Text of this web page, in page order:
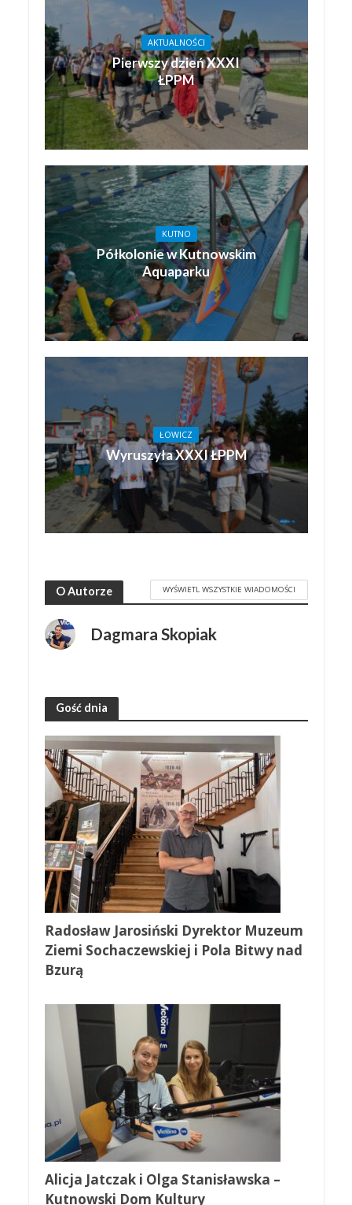
AKTUALNOŚCI
Pierwszy dzień XXXI
ŁPPM
KUTNO
Półkolonie w Kutnowskim
Aquaparku
ŁOWICZ
Wyruszyła XXXI ŁPPM
O Autorze WYŚWIETL WSZYSTKIE WIADOMOŚCI
Dagmara Skopiak
Gość dnia
Radosław Jarosiński Dyrektor Muzeum
Ziemi Sochaczewskiej i Pola Bitwy nad
Bzurą
Alicja Jatczak i Olga Stanisławska –
Kutnowski Dom Kultury